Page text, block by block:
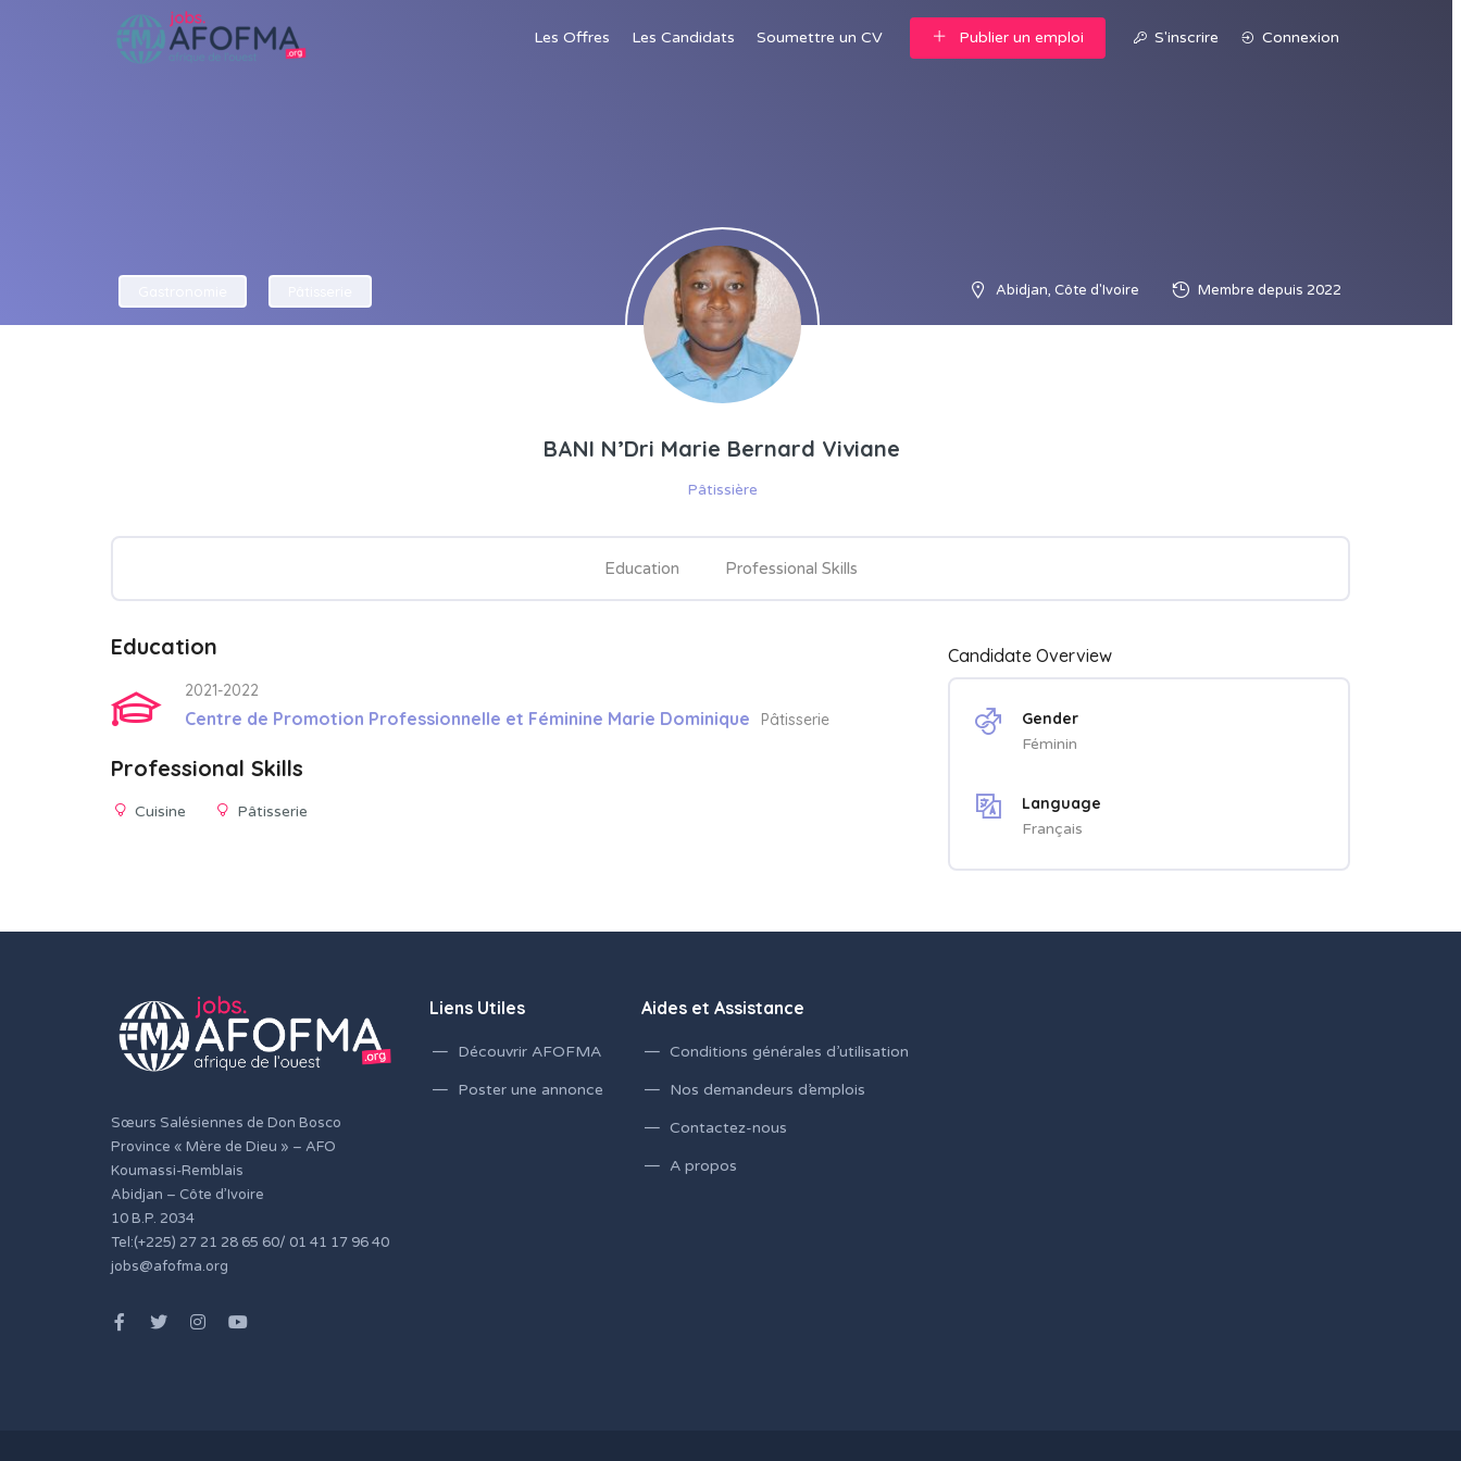
Les Offres Les Candidats Soumettre un CV Publier un emploi S'inscrire Connexion
BANI N’Dri Marie Bernard Viviane
Pâtissière
Abidjan, Côte d'Ivoire Membre depuis 2022
Education Professional Skills
Education
2021-2022
Centre de Promotion Professionnelle et Féminine Marie Dominique Pâtisserie
Professional Skills
Cuisine Pâtisserie
Candidate Overview
Gender
Féminin
Language
Français
Sœurs Salésiennes de Don Bosco
Province « Mère de Dieu » – AFO
Koumassi-Remblais
Abidjan – Côte d’Ivoire
10 B.P. 2034
Tel:(+225) 27 21 28 65 60/ 01 41 17 96 40
jobs@afofma.org
Liens Utiles
Découvrir AFOFMA
Poster une annonce
Aides et Assistance
Conditions générales d’utilisation
Nos demandeurs d’emplois
Contactez-nous
A propos